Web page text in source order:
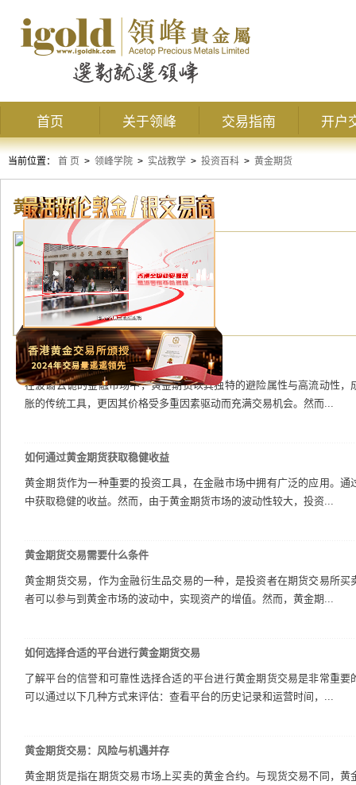
首页 关于领峰 交易指南 开户
当前位置： 首 页 > 领峰学院 > 实战教学 > 投资百科 > 黄金期货
黄金期货
黄金期货投资攻略：如何在波动中获利
在波谲云诡的金融市场中，黄金期货以其独特的避险属性与高流动性
胀的传统工具，更因其价格受多重因素驱动而充满交易机会。然而...
如何通过黄金期货获取稳健收益
黄金期货作为一种重要的投资工具，在金融市场中拥有广泛的应用。
中获取稳健的收益。然而，由于黄金期货市场的波动性较大，投资...
黄金期货交易需要什么条件
黄金期货交易，作为金融衍生品交易的一种，是投资者在期货交易所
者可以参与到黄金市场的波动中，实现资产的增值。然而，黄金期...
如何选择合适的平台进行黄金期货交易
了解平台的信誉和可靠性选择合适的平台进行黄金期货交易是非常重
可以通过以下几种方式来评估：查看平台的历史记录和运营时间，...
黄金期货交易：风险与机遇并存
黄金期货是指在期货交易市场上买卖的黄金合约。与现货交易不同，